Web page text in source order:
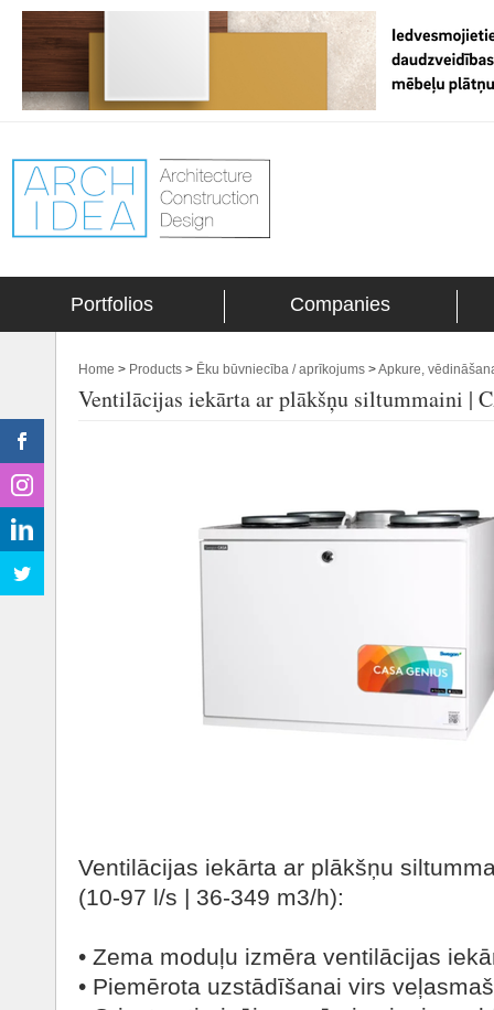
Portfolios Companies
Home > Products > Ēku būvniecība / aprīkojums >Apkure,
Ventilācijas iekārta ar plākšņu siltummaini |
Ventilācijas iekārta ar plākšņu
(10-97 l/s | 36-349 m3/h):
• Zema moduļu izmēra ventilācijas
• Piemērota uzstādīšanai virs